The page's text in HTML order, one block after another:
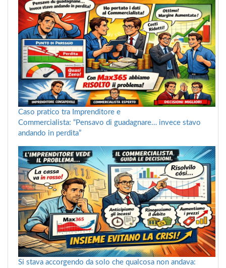
Caso pratico tra Imprenditore e
Commercialista: “Pensavo di guadagnare… invece stavo
andando in perdita”
Si stava accorgendo da solo che qualcosa non andava: